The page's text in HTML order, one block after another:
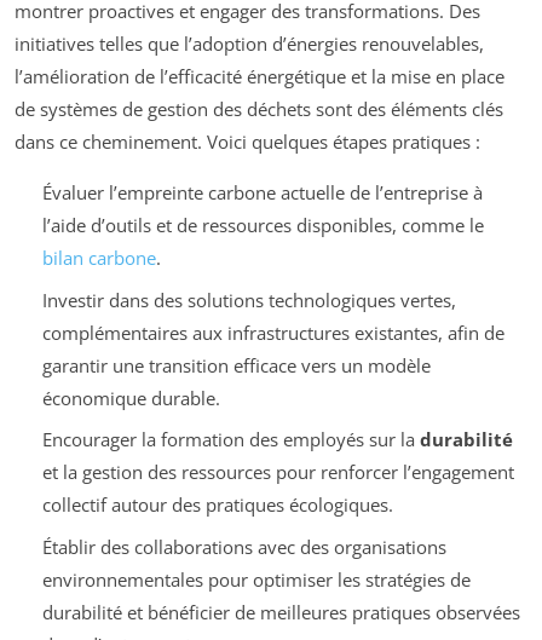
montrer proactives et engager des transformations. Des
initiatives telles que l’adoption d’énergies renouvelables,
l’amélioration de l’efficacité énergétique et la mise en place
de systèmes de gestion des déchets sont des éléments clés
dans ce cheminement. Voici quelques étapes pratiques :
Évaluer l’empreinte carbone actuelle de l’entreprise à
l’aide d’outils et de ressources disponibles, comme le
bilan carbone.
Investir dans des solutions technologiques vertes,
complémentaires aux infrastructures existantes, afin de
garantir une transition efficace vers un modèle
économique durable.
Encourager la formation des employés sur la durabilité
et la gestion des ressources pour renforcer l’engagement
collectif autour des pratiques écologiques.
Établir des collaborations avec des organisations
environnementales pour optimiser les stratégies de
durabilité et bénéficier de meilleures pratiques observées